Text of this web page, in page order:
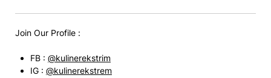
Join Our Profile :
FB : @kulinerekstrim
IG : @kulinerekstrem